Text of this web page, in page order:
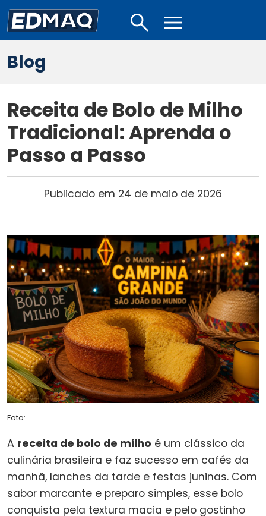
search menu
Blog
Receita de Bolo de Milho
Tradicional: Aprenda o
Passo a Passo
Publicado em 24 de maio de 2026
Foto:
A receita de bolo de milho é um clássico da
culinária brasileira e faz sucesso em cafés da
manhã, lanches da tarde e festas juninas. Com
sabor marcante e preparo simples, esse bolo
conquista pela textura macia e pelo gostinho